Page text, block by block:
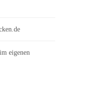
eigenen